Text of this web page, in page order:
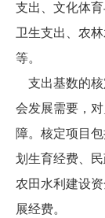
支出、文化体
卫生支出、农
等。
支出基数的核
会发展需要，
障。核定项目
划生育经费、
农田水利建设
展经费。